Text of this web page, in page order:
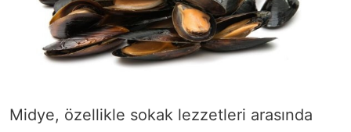
Midye, özellikle sokak lezzetleri arasında